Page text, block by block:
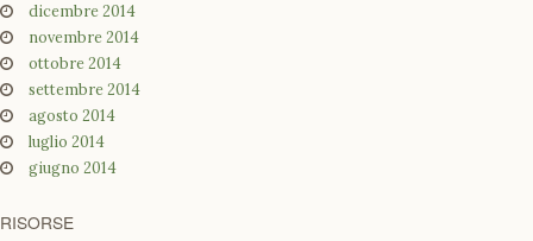
dicembre 2014
novembre 2014
ottobre 2014
settembre 2014
agosto 2014
luglio 2014
giugno 2014
RISORSE